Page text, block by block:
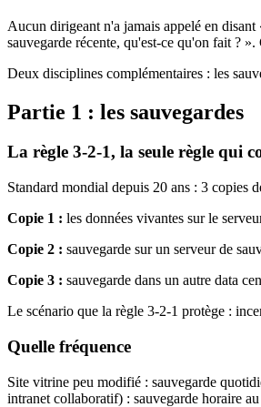
Aucun dirigeant n'a jamais appelé en disant
sauvegarde récente, qu'est-ce qu'on fait ?
Deux disciplines complémentaires : les
Partie 1 : les sauvegardes
La règle 3-2-1, la seule règle qui
Standard mondial depuis 20 ans : 3 copies
Copie 1 : les données vivantes sur le
Copie 2 : sauvegarde sur un serveur de
Copie 3 : sauvegarde dans un autre data
Le scénario que la règle 3-2-1 protège :
Quelle fréquence
Site vitrine peu modifié : sauvegarde
intranet collaboratif) : sauvegarde horaire